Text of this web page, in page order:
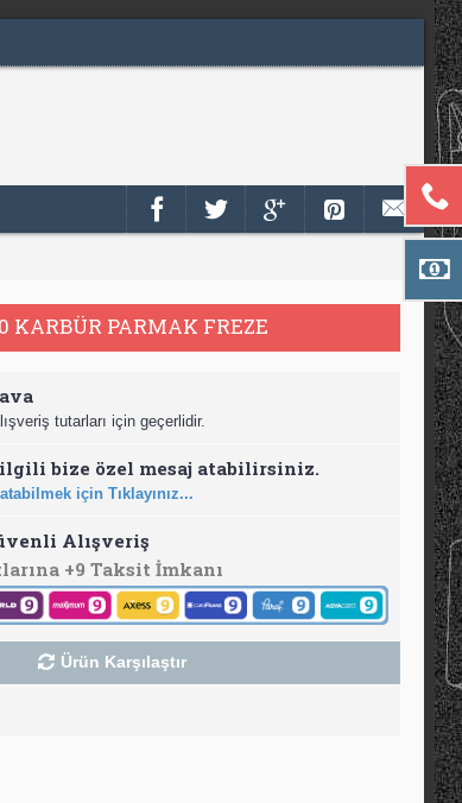
KARBÜR PARMAK FREZE
tutarları için geçerlidir.
bize özel mesaj atabilirsiniz.
için Tıklayınız...
Alışveriş
+9 Taksit İmkanı
Ürün Karşılaştır